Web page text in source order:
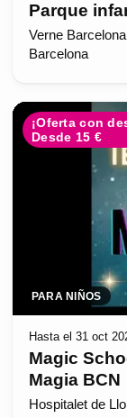
Parque
Verne Barcelona
Barcelona
¡Oferta con
Desde 15 €
PARA NIÑOS
Hasta el 31 oct
Magic
Magia BCN
Hospitalet de